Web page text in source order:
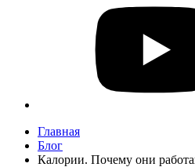
Главная
Блог
Калории. Почему они